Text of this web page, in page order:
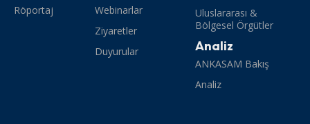
Röportaj
Webinarlar
Ziyaretler
Duyurular
Uluslararası &
Bölgesel Örgütler
Analiz
ANKASAM Bakış
Analiz